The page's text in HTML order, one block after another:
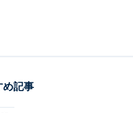
め記事